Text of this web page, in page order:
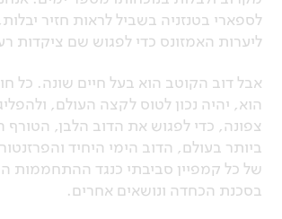
לספארי בטנזניה בשביל לראות חזיר
ליערות האמזונס כדי לפגוש שם ציקדות
אבל דוב הקוטב הוא בעל חיים שונה. כל
הוא, יהיה נכון לטוס לקצה העולם,
צפונה, כדי לפגוש את הדוב הלבן, הטורף
ביותר בעולם, הדוב הימי היחיד
של כל קמפיין סביבתי כנגד ההתחממות
בסכנת הכחדה ונושאים אחרים.